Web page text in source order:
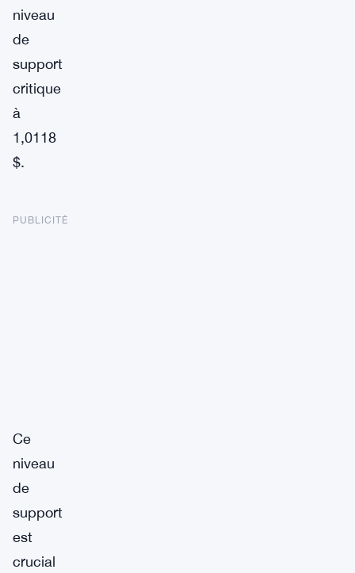
niveau
de
support
critique
à
1,0118
$.
PUBLICITÉ
Ce
niveau
de
support
est
crucial